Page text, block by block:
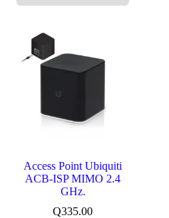
Access Point Ubiquiti
ACB-ISP MIMO 2.4
GHz.
Q335.00